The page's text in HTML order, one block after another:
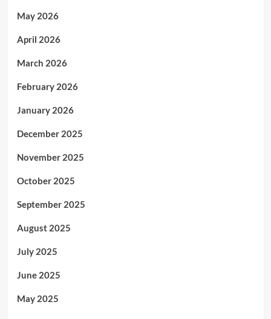
May 2026
April 2026
March 2026
February 2026
January 2026
December 2025
November 2025
October 2025
September 2025
August 2025
July 2025
June 2025
May 2025